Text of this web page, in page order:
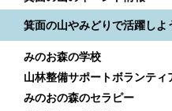
箕面の山やみどりで活躍しよ
みのお森の学校
山林整備サポートボランティ
みのおの森のセラピー